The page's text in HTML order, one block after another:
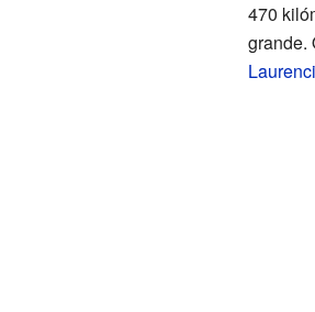
470
grande.